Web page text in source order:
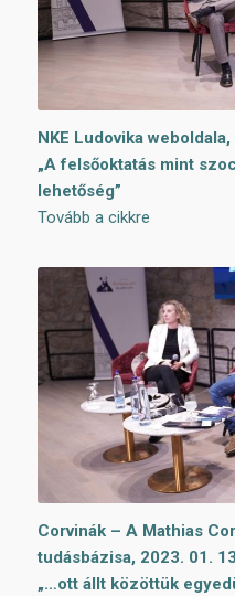
NKE Ludovika
„A felsőoktatás mint
lehetőség”
Tovább a cikkre
Corvinák – A Mathias
tudásbázisa, 2023. 01.
„…ott állt közöttük